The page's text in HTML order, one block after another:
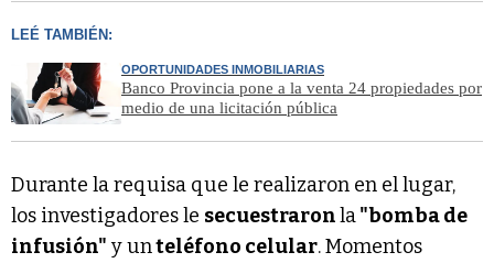
LEÉ TAMBIÉN:
OPORTUNIDADES INMOBILIARIAS
Banco Provincia pone a la venta 24 propiedades por
medio de una licitación pública
Durante la requisa que le realizaron en el lugar,
los investigadores le secuestraronla"bomba de
infusión" y unteléfono celular. Momentos